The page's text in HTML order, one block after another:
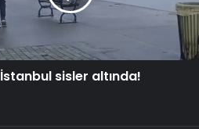
Yeni Dünya Düzensizliği Çağında
Türk Dış Politikası ve Hakan Fidan
Faktörü
İstanbul sisler altında!